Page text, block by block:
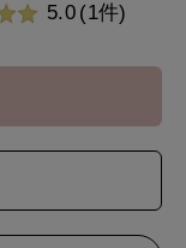
5.0 (1件)